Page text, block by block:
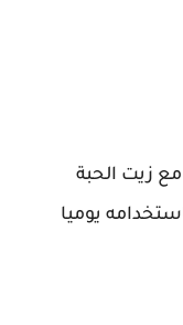
زيت الحبة
يوميا